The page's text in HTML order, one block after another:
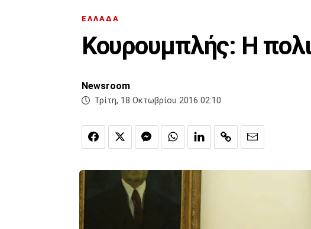
ΕΛΛΑΔΑ
Κουρουμπλής: Η
Newsroom
Τρίτη, 18 Οκτωβρίου 2016 02:10